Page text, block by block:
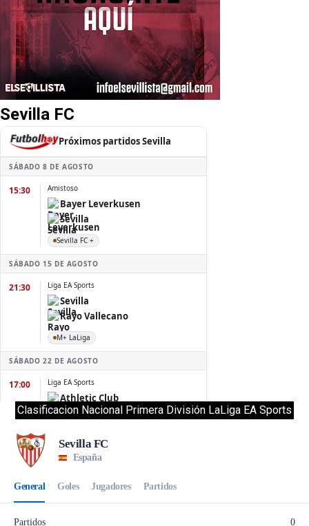
Sevilla FC
Clasificacion Nacional Primera División LaLiga EA Sports